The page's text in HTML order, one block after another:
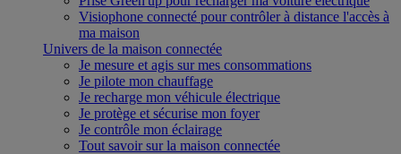
Visiophone connecté pour contrôler à distance l'accès à
ma maison
Univers de la maison connectée
Je mesure et agis sur mes consommations
Je pilote mon chauffage
Je recharge mon véhicule électrique
Je protège et sécurise mon foyer
Je contrôle mon éclairage
Tout savoir sur la maison connectée